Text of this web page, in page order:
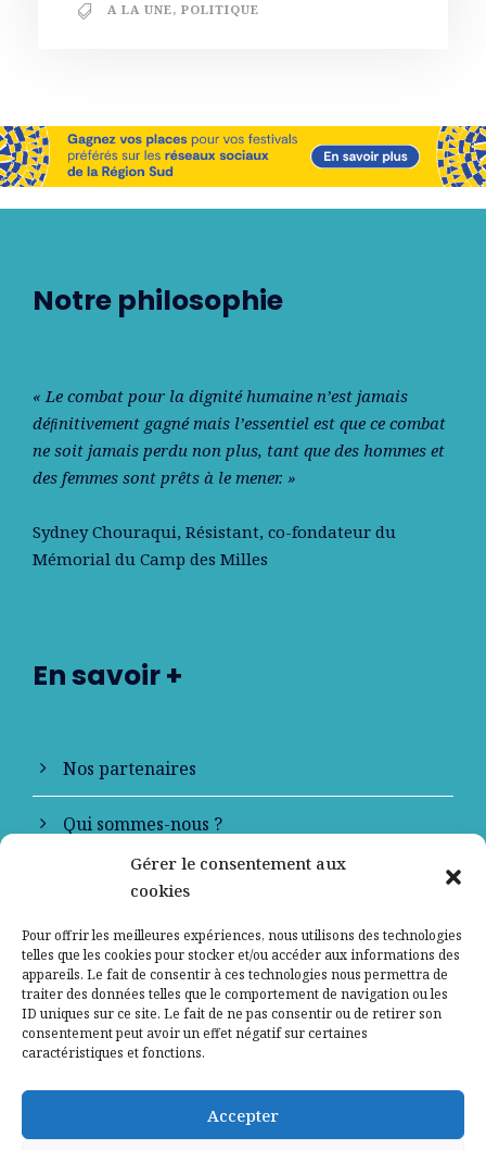
Gérer le consentement aux
cookies
Pour offrir les meilleures expériences, nous utilisons des technologies
telles que les cookies pour stocker et/ou accéder aux informations des
appareils. Le fait de consentir à ces technologies nous permettra de
traiter des données telles que le comportement de navigation ou les
ID uniques sur ce site. Le fait de ne pas consentir ou de retirer son
consentement peut avoir un effet négatif sur certaines
caractéristiques et fonctions.
Accepter
A LA UNE, POLITIQUE
Notre philosophie
« Le combat pour la dignité humaine n’est jamais
déﬁnitivement gagné mais l’essentiel est que ce combat
ne soit jamais perdu non plus, tant que des hommes et
des femmes sont prêts à le mener. »
Sydney Chouraqui, Résistant, co-fondateur du
Mémorial du Camp des Milles
En savoir +
Nos partenaires
Qui sommes-nous ?
Contactez-nous
Mentions légales
Politique de confidentialité